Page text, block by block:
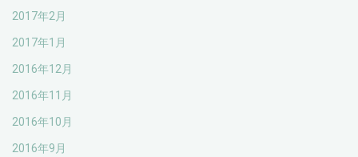
2017年2月
2017年1月
2016年12月
2016年11月
2016年10月
2016年9月